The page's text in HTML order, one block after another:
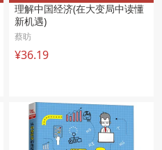
理解中国经济(在大变局中读懂
新机遇)
蔡昉
¥36.19